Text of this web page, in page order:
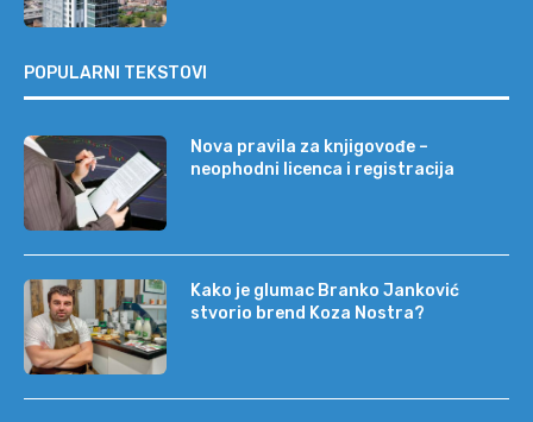
POPULARNI TEKSTOVI
Nova pravila za knjigovođe –
neophodni licenca i registracija
Kako je glumac Branko Janković
stvorio brend Koza Nostra?